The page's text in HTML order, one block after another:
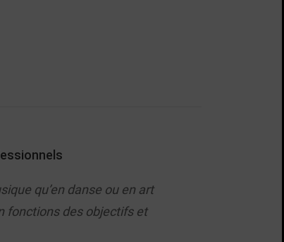
qu’en danse ou en art
fonctions des objectifs et